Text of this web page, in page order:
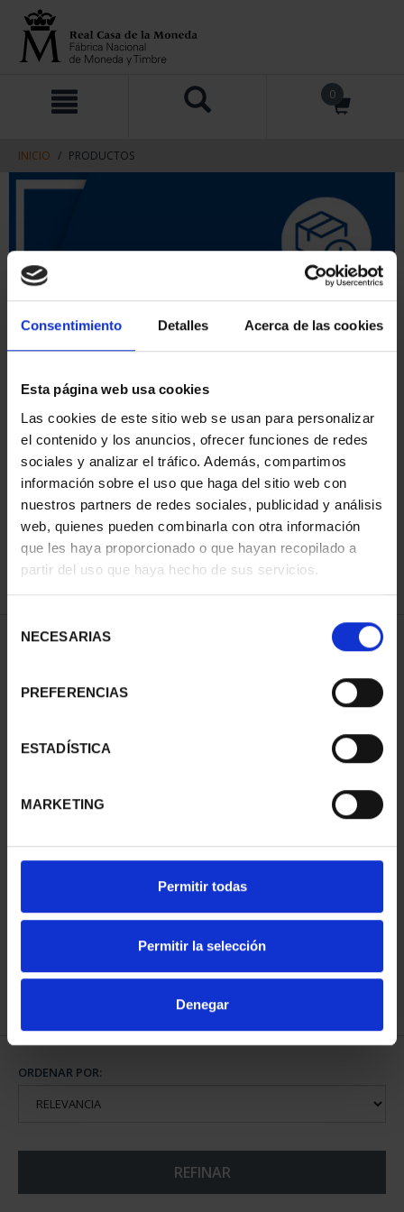
Consentimiento Detalles Acerca de las cookies
Esta página web usa cookies
Las cookies de este sitio web se usan para personalizar
el contenido y los anuncios, ofrecer funciones de redes
sociales y analizar el tráfico. Además, compartimos
información sobre el uso que haga del sitio web con
nuestros partners de redes sociales, publicidad y análisis
web, quienes pueden combinarla con otra información
que les haya proporcionado o que hayan recopilado a
partir del uso que haya hecho de sus servicios.
NECESARIAS
PREFERENCIAS
ESTADÍSTICA
MARKETING
Permitir todas
Permitir la selección
Denegar
contenido
navegacin
0
INICIO PRODUCTOS
ORDENAR POR:
REFINAR
2 Productos encontrados
CAPITALES ESPAÑOLAS
73,00 €
CAPITALES ESPAÑOLAS
73,00 €
ORDENAR POR:
REFINAR